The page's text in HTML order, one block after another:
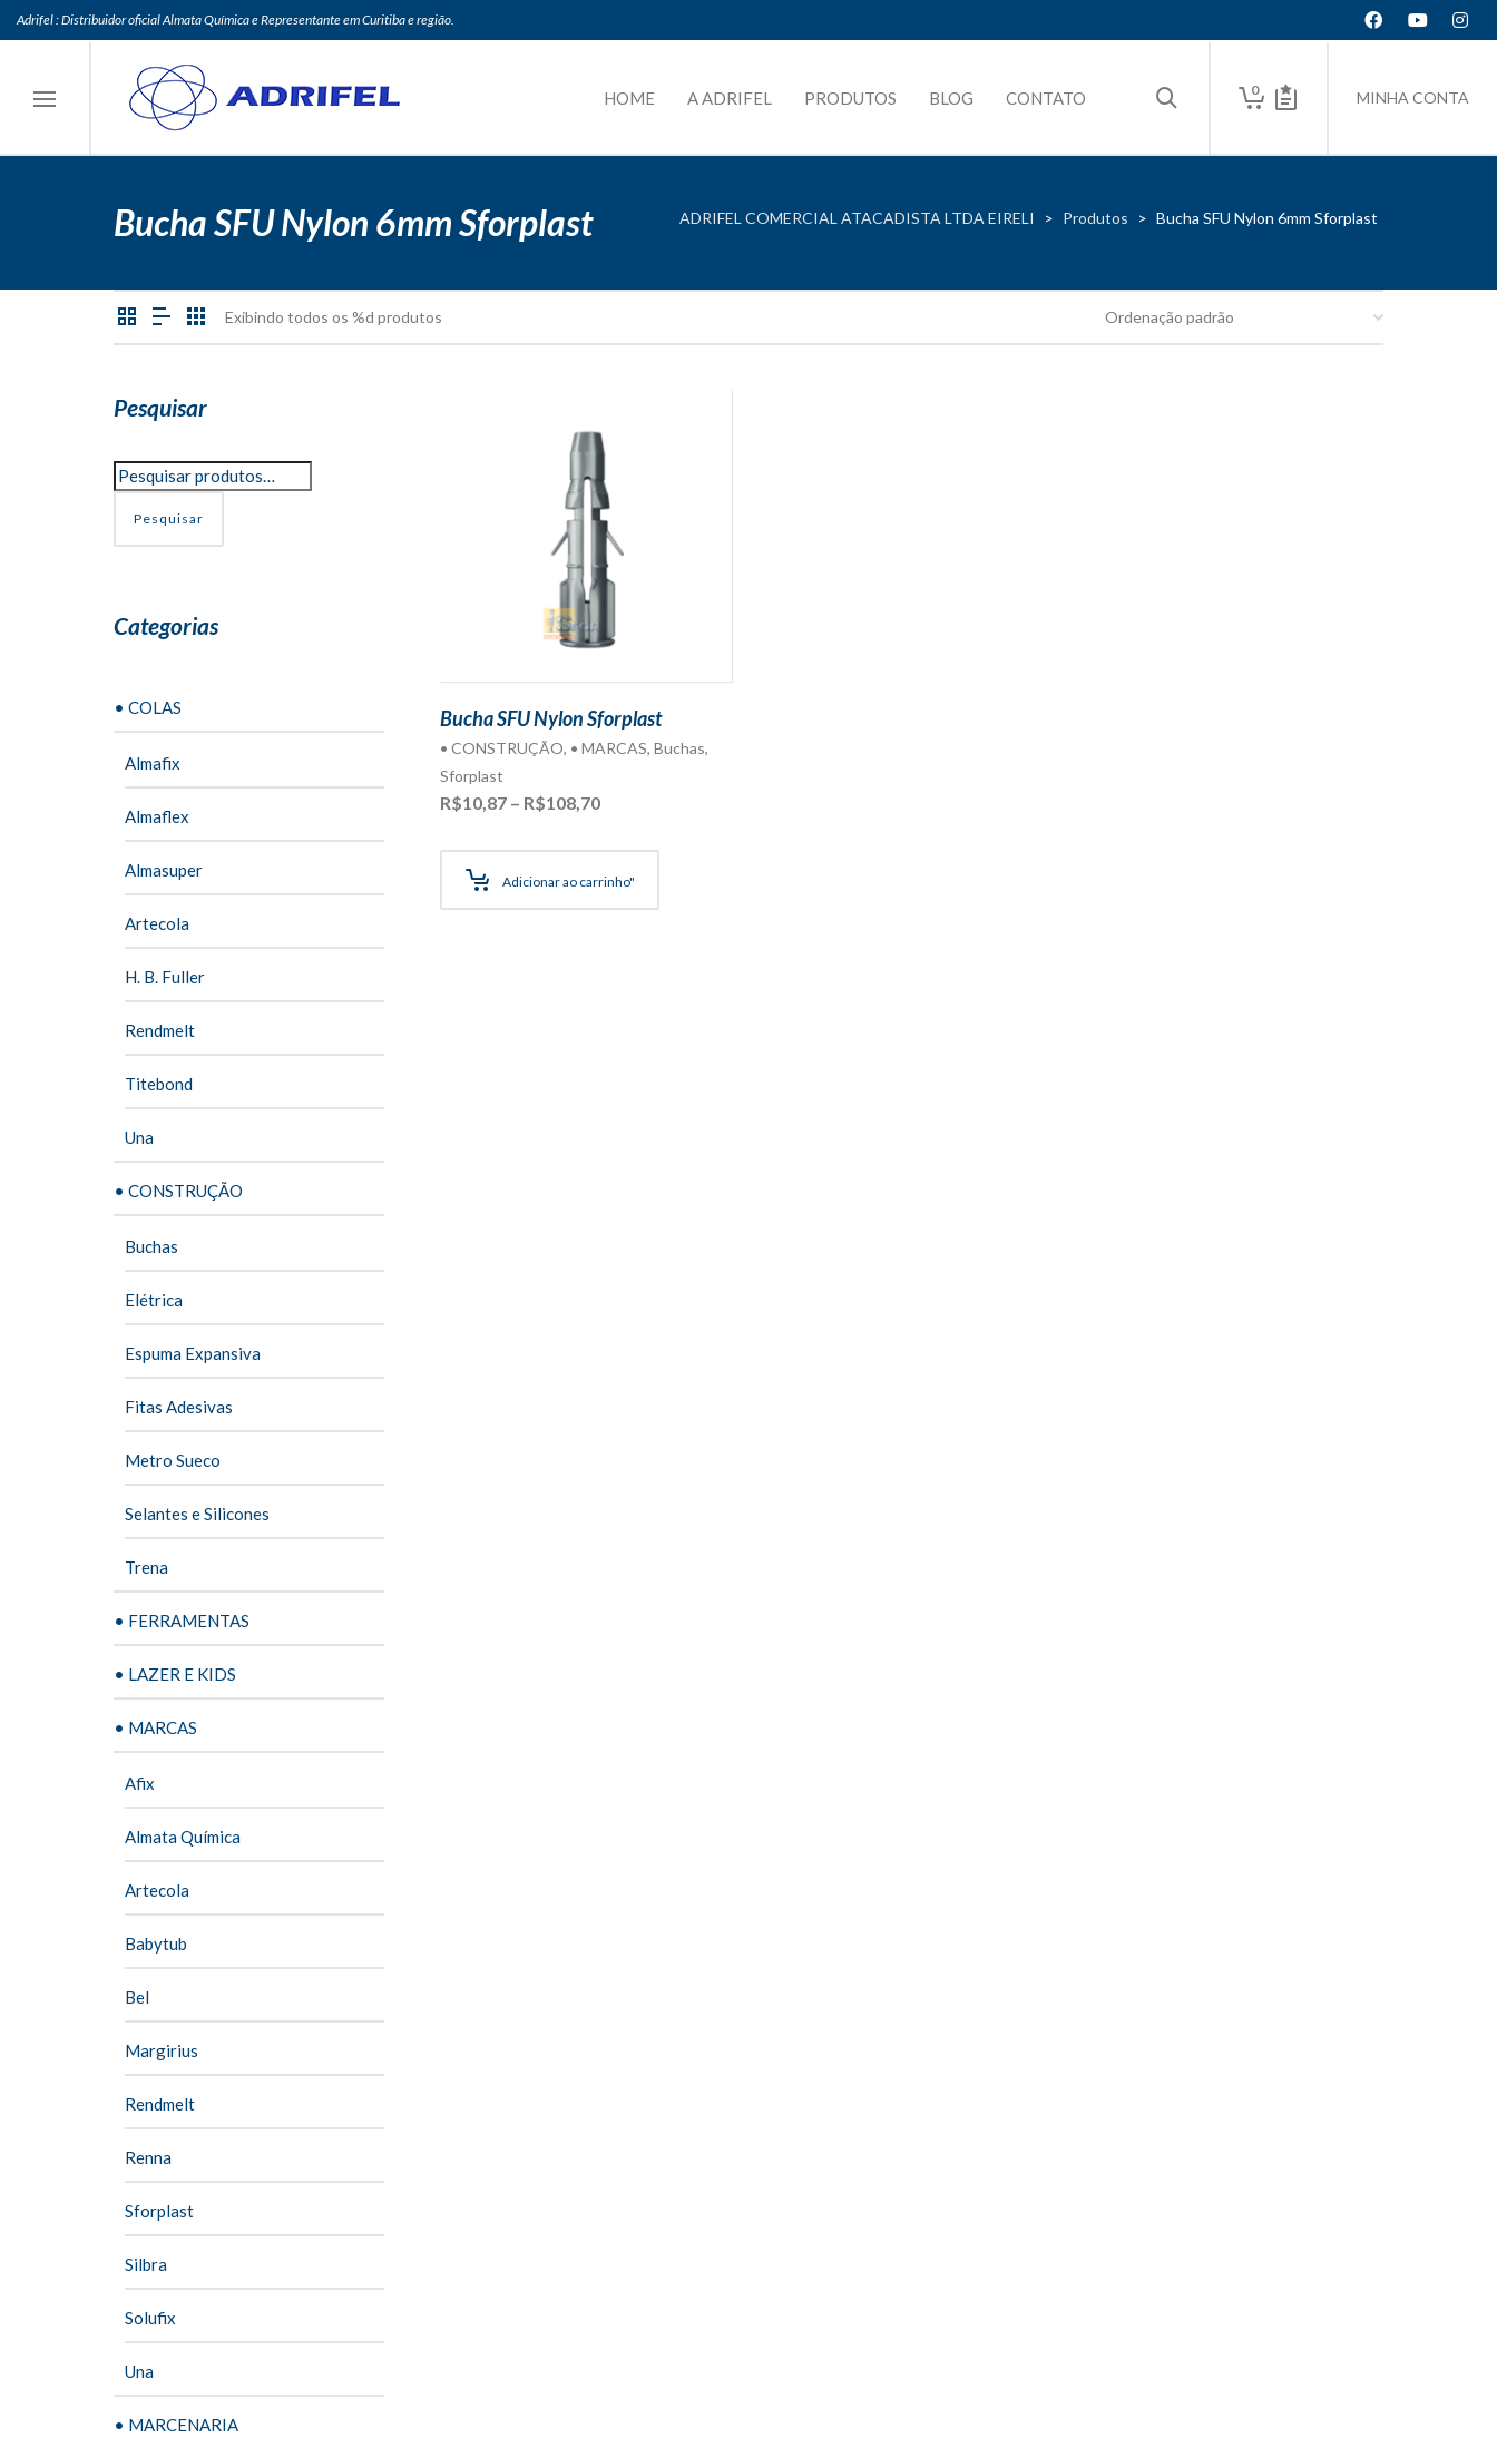
Adrifel : Distribuidor oficial Almata Química e Representante em Curitiba e região.
0 MINHA CONTA
HOME A ADRIFEL PRODUTOS BLOG CONTATO
Bucha SFU Nylon 6mm Sforplast ADRIFEL COMERCIAL ATACADISTA LTDA EIRELI > Produtos > Bucha SFU Nylon 6mm Sforplast
Exibindo todos os %d produtos
Bucha SFU Nylon Sforplast
• CONSTRUÇÃO, • MARCAS, Buchas,
Sforplast
R$10,87 – R$108,70Faixa
preço:
através
R$108,70
Adicionar ao carrinho"
Pesquisar
Pesquisar
Categorias
• COLAS
Almafix
Almaflex
Almasuper
Artecola
H. B. Fuller
Rendmelt
Titebond
Una
• CONSTRUÇÃO
Buchas
Elétrica
Espuma Expansiva
Fitas Adesivas
Metro Sueco
Selantes e Silicones
Trena
• FERRAMENTAS
• LAZER E KIDS
• MARCAS
Afix
Almata Química
Artecola
Babytub
Bel
Margirius
Rendmelt
Renna
Sforplast
Silbra
Solufix
Una
• MARCENARIA